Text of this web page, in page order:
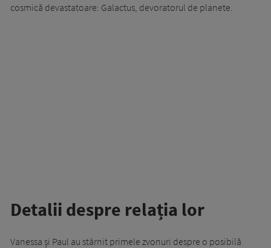
cosmică devastatoare: Galactus, devoratorul de planete.
Detalii despre relația lor
Vanessa și Paul au stârnit primele zvonuri despre o posibilă